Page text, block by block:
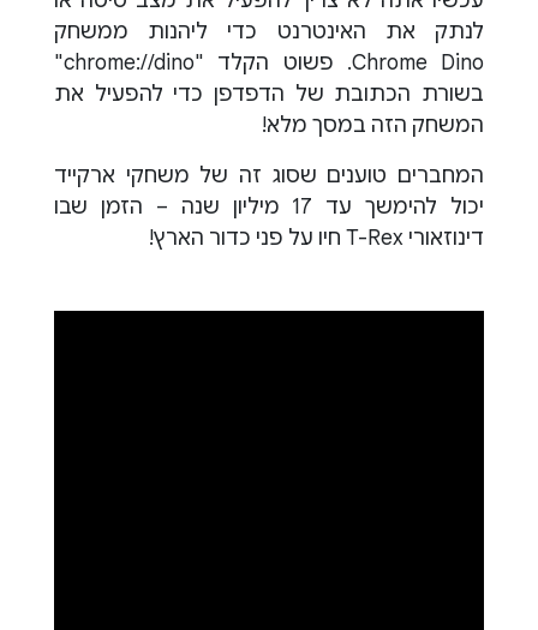
לנתק את האינטרנט כדי ליהנות ממשחק
Chrome Dino. פשוט הקלד "chrome://dino"
בשורת הכתובת של הדפדפן כדי להפעיל את
המשחק הזה במסך מלא!
המחברים טוענים שסוג זה של משחקי ארקייד
יכול להימשך עד 17 מיליון שנה – הזמן שבו
דינוזאורי T-Rex חיו על פני כדור הארץ!